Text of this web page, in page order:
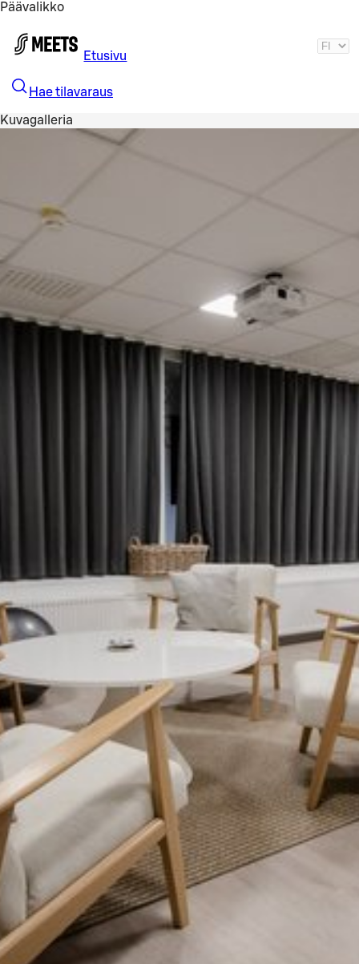
Päävalikko
Etusivu
Hae tilavaraus
Kuvagalleria
Katso kuva 1 / 2